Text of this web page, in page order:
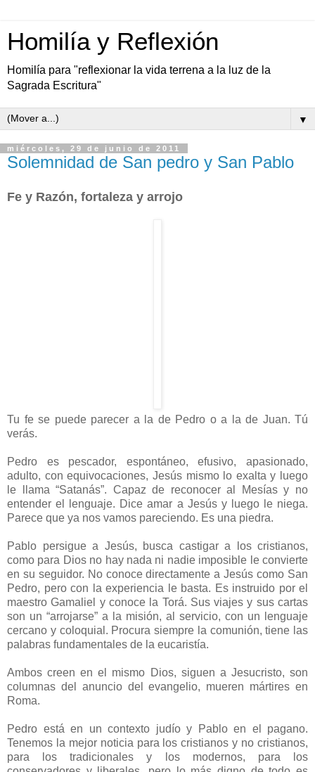
Homilía y Reflexión
Homilía para "reflexionar la vida terrena a la luz de la
Sagrada Escritura"
▼
miércoles, 29 de junio de 2011
Solemnidad de San pedro y San Pablo
Fe y Razón, fortaleza y arrojo
Tu fe se puede parecer a la de Pedro o a la de Juan. Tú
verás.
Pedro es pescador, espontáneo, efusivo, apasionado,
adulto, con equivocaciones, Jesús mismo lo exalta y luego
le llama “Satanás”. Capaz de reconocer al Mesías y no
entender el lenguaje. Dice amar a Jesús y luego le niega.
Parece que ya nos vamos pareciendo. Es una piedra.
Pablo persigue a Jesús, busca castigar a los cristianos,
como para Dios no hay nada ni nadie imposible le convierte
en su seguidor. No conoce directamente a Jesús como San
Pedro, pero con la experiencia le basta. Es instruido por el
maestro Gamaliel y conoce la Torá. Sus viajes y sus cartas
son un “arrojarse” a la misión, al servicio, con un lenguaje
cercano y coloquial. Procura siempre la comunión, tiene las
palabras fundamentales de la eucaristía.
Ambos creen en el mismo Dios, siguen a Jesucristo, son
columnas del anuncio del evangelio, mueren mártires en
Roma.
Pedro está en un contexto judío y Pablo en el pagano.
Tenemos la mejor noticia para los cristianos y no cristianos,
para los tradicionales y los modernos, para los